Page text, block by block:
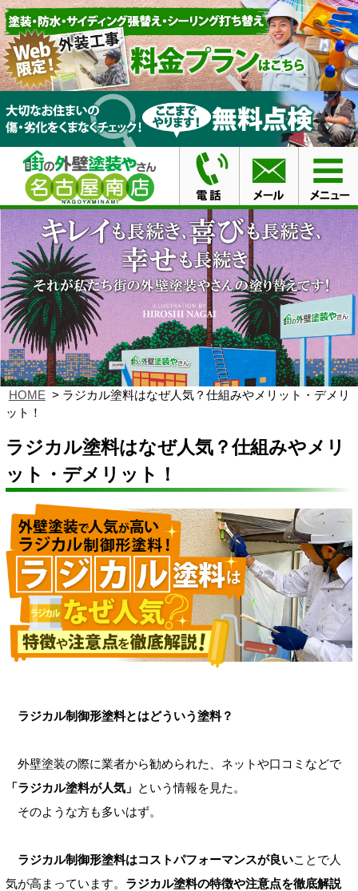
HOME
ラジカル塗料はなぜ人気？仕組みやメリット・デメリ
ット！
ラジカル塗料はなぜ人気？仕組みやメリ
ット・デメリット！
ラジカル制御形塗料とはどういう塗料？
外壁塗装の際に業者から勧められた、ネットや口コミなどで
「ラジカル塗料が人気」 という情報を見た。
そのような方も多いはず。
ラジカル制御形塗料はコストパフォーマンスが良いことで人
気が高まっています。 ラジカル塗料の特徴や注意点を徹底解説